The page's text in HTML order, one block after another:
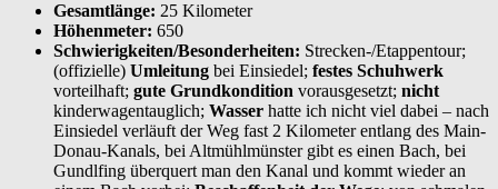
Gesamtlänge: 25 Kilometer
Höhenmeter: 650
Schwierigkeiten/Besonderheiten: Strecken-/Etappentour;
(offizielle) Umleitung bei Einsiedel; festes Schuhwerk
vorteilhaft; gute Grundkondition vorausgesetzt; nicht
kinderwagentauglich; Wasser hatte ich nicht viel dabei – nach
Einsiedel verläuft der Weg fast 2 Kilometer entlang des Main-
Donau-Kanals, bei Altmühlmünster gibt es einen Bach, bei
Gundlfing überquert man den Kanal und kommt wieder an